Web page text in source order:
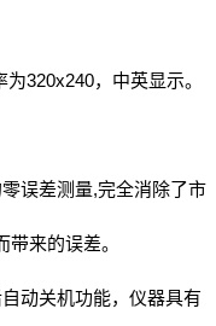
320x240，中英显示。
误差测量,完全消除了市
来的误差。
动关机功能，仪器具有